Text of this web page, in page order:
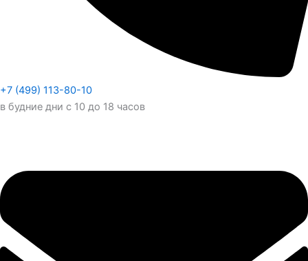
+7 (499) 113-80-10
в будние дни с 10 до 18 часов